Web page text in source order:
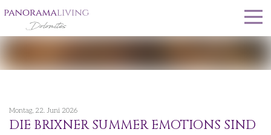
Montag, 22. Juni 2026
DIE BRIXNER SUMMER EMOTIONS SIND